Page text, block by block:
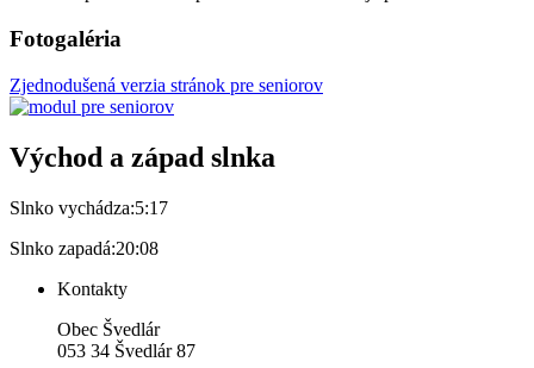
Fotogaléria
Zjednodušená verzia stránok pre seniorov
Východ a západ slnka
Slnko vychádza:5:17
Slnko zapadá:20:08
Kontakty
Obec Švedlár
053 34 Švedlár 87